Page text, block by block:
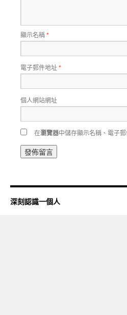
顯示名稱*
電子郵件地址*
個人網站網址
在瀏覽器中儲存顯示名稱、電子
深刻認識一個人